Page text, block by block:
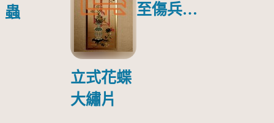
蟲
立式花蝶
大繡片
至傷兵醫
傷日本戰